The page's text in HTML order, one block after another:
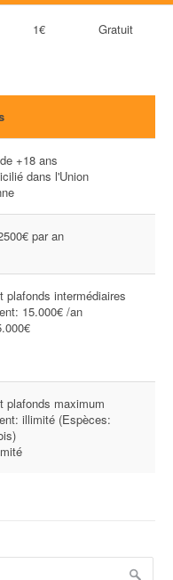
1€ Gratuit
+18 ans
dans l'Union
par an
plafonds intermédiaires
15.000€ /an
plafonds maximum
illimité (Espèces: